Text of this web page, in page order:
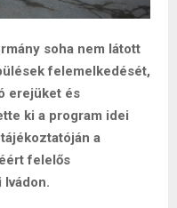
soha nem látott
felemelkedését,
erejüket és
ki a program idei
a
felelős